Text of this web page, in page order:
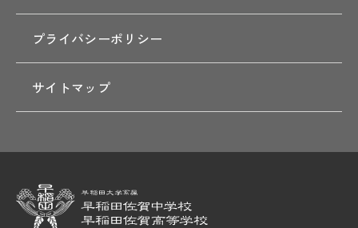
プライバシーポリシー
サイトマップ